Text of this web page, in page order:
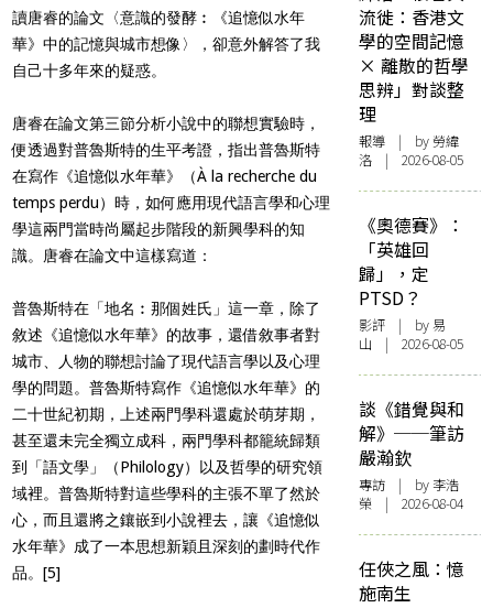
讀唐睿的論文〈意識的發酵︰《追憶似水年
華》中的記憶與城市想像〉，卻意外解答了我
自己十多年來的疑惑。
唐睿在論文第三節分析小說中的聯想實驗時，
便透過對普魯斯特的生平考證，指出普魯斯特
在寫作《追憶似水年華》（À la recherche du
temps perdu）時，如何應用現代語言學和心理
學這兩門當時尚屬起步階段的新興學科的知
識。唐睿在論文中這樣寫道：
普魯斯特在「地名︰那個姓氏」這一章，除了
敘述《追憶似水年華》的故事，還借敘事者對
城市、人物的聯想討論了現代語言學以及心理
學的問題。普魯斯特寫作《追憶似水年華》的
二十世紀初期，上述兩門學科還處於萌芽期，
甚至還未完全獨立成科，兩門學科都籠統歸類
到「語文學」（Philology）以及哲學的研究領
域裡。普魯斯特對這些學科的主張不單了然於
心，而且還將之鑲嵌到小說裡去，讓《追憶似
水年華》成了一本思想新穎且深刻的劃時代作
品。[5]
流徙：香港文
學的空間記憶
× 離散的哲學
思辨」對談整
理
報導 | by 勞緯
洛 | 2026-08-05
《奧德賽》：
「英雄回
歸」，定
PTSD？
影評 | by 易
山 | 2026-08-05
談《錯覺與和
解》──筆訪
嚴瀚欽
專訪 | by 李浩
榮 | 2026-08-04
任俠之風：憶
施南生